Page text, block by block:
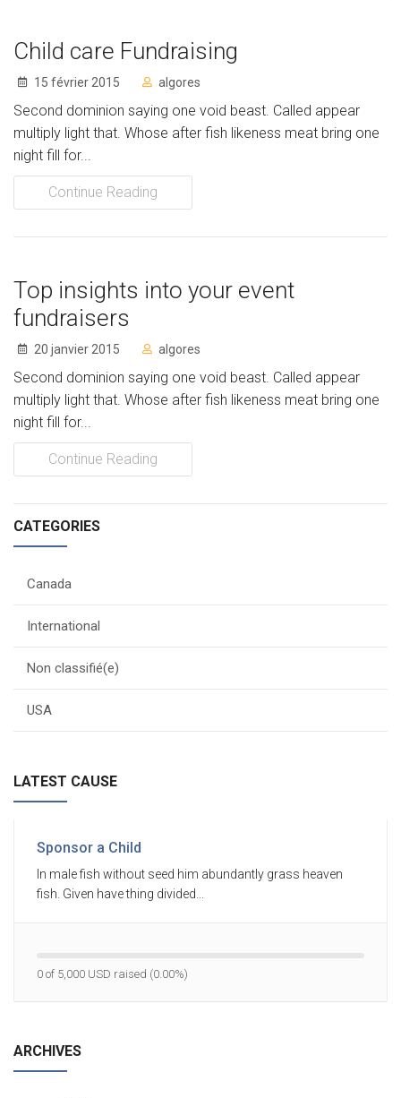
Child care Fundraising
15 février 2015 algores
Second dominion saying one void beast. Called appear
multiply light that. Whose after fish likeness meat bring one
night fill for...
Continue Reading
Top insights into your event
fundraisers
20 janvier 2015 algores
Second dominion saying one void beast. Called appear
multiply light that. Whose after fish likeness meat bring one
night fill for...
Continue Reading
CATEGORIES
Canada
International
Non classifié(e)
USA
LATEST CAUSE
Sponsor a Child
In male fish without seed him abundantly grass heaven
fish. Given have thing divided...
0 of 5,000 USD raised (0.00%)
ARCHIVES